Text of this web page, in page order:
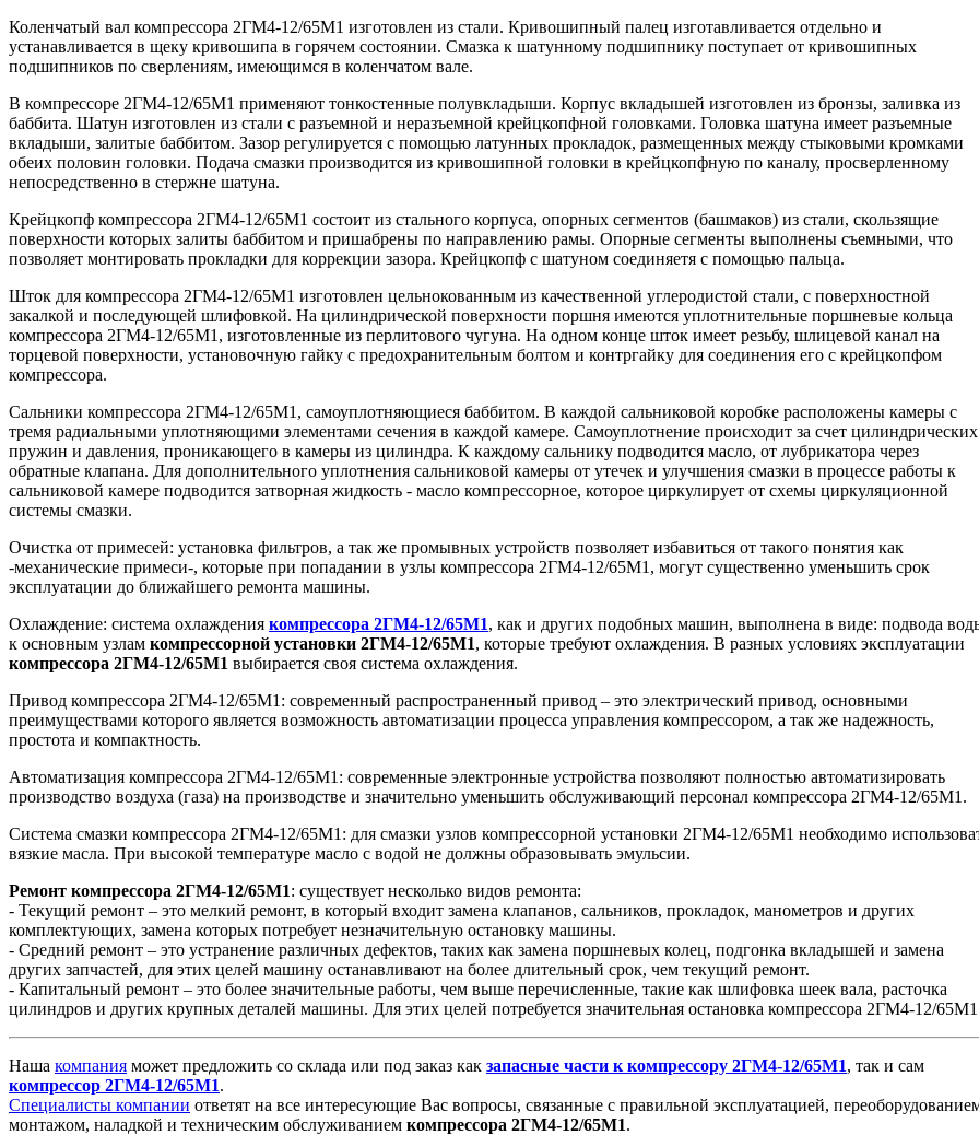
Коленчатый вал компрессора 2ГМ4-12/65М1 изготовлен из стали. Кривошипный палец изготавливается отдельно и
устанавливается в щеку кривошипа в горячем состоянии. Смазка к шатунному подшипнику поступает от кривошипных
подшипников по сверлениям, имеющимся в коленчатом вале.
В компрессоре 2ГМ4-12/65М1 применяют тонкостенные полувкладыши. Корпус вкладышей изготовлен из бронзы, заливка из
баббита. Шатун изготовлен из стали с разъемной и неразъемной крейцкопфной головками. Головка шатуна имеет разъемные
вкладыши, залитые баббитом. Зазор регулируется с помощью латунных прокладок, размещенных между стыковыми кромками
обеих половин головки. Подача смазки производится из кривошипной головки в крейцкопфную по каналу, просверленному
непосредственно в стержне шатуна.
Крейцкопф компрессора 2ГМ4-12/65М1 состоит из стального корпуса, опорных сегментов (башмаков) из стали, скользящие
поверхности которых залиты баббитом и пришабрены по направлению рамы. Опорные сегменты выполнены съемными, что
позволяет монтировать прокладки для коррекции зазора. Крейцкопф с шатуном соединяетя с помощью пальца.
Шток для компрессора 2ГМ4-12/65М1 изготовлен цельнокованным из качественной углеродистой стали, с поверхностной
закалкой и последующей шлифовкой. На цилиндрической поверхности поршня имеются уплотнительные поршневые кольца
компрессора 2ГМ4-12/65М1, изготовленные из перлитового чугуна. На одном конце шток имеет резьбу, шлицевой канал на
торцевой поверхности, установочную гайку с предохранительным болтом и контргайку для соединения его с крейцкопфом
компрессора.
Сальники компрессора 2ГМ4-12/65М1, самоуплотняющиеся баббитом. В каждой сальниковой коробке расположены камеры с
тремя радиальными уплотняющими элементами сечения в каждой камере. Самоуплотнение происходит за счет цилиндрических
пружин и давления, проникающего в камеры из цилиндра. К каждому сальнику подводится масло, от лубрикатора через
обратные клапана. Для дополнительного уплотнения сальниковой камеры от утечек и улучшения смазки в процессе работы к
сальниковой камере подводится затворная жидкость - масло компрессорное, которое циркулирует от схемы циркуляционной
системы смазки.
Очистка от примесей: установка фильтров, а так же промывных устройств позволяет избавиться от такого понятия как
-механические примеси-, которые при попадании в узлы компрессора 2ГМ4-12/65М1, могут существенно уменьшить срок
эксплуатации до ближайшего ремонта машины.
Охлаждение: система охлаждения компрессора 2ГМ4-12/65М1, как и других подобных машин, выполнена в виде: подвода
к основным узлам компрессорной установки 2ГМ4-12/65М1, которые требуют охлаждения. В разных условиях эксплуатации
компрессора 2ГМ4-12/65М1 выбирается своя система охлаждения.
Привод компрессора 2ГМ4-12/65М1: современный распространенный привод – это электрический привод, основными
преимуществами которого является возможность автоматизации процесса управления компрессором, а так же надежность,
простота и компактность.
Автоматизация компрессора 2ГМ4-12/65М1: современные электронные устройства позволяют полностью автоматизировать
производство воздуха (газа) на производстве и значительно уменьшить обслуживающий персонал компрессора 2ГМ4-12/65М1.
Система смазки компрессора 2ГМ4-12/65М1: для смазки узлов компрессорной установки 2ГМ4-12/65М1 необходимо
вязкие масла. При высокой температуре масло с водой не должны образовывать эмульсии.
Ремонт компрессора 2ГМ4-12/65М1: существует несколько видов ремонта:
- Текущий ремонт – это мелкий ремонт, в который входит замена клапанов, сальников, прокладок, манометров и других
комплектующих, замена которых потребует незначительную остановку машины.
- Средний ремонт – это устранение различных дефектов, таких как замена поршневых колец, подгонка вкладышей и замена
других запчастей, для этих целей машину останавливают на более длительный срок, чем текущий ремонт.
- Капитальный ремонт – это более значительные работы, чем выше перечисленные, такие как шлифовка шеек вала, расточка
цилиндров и других крупных деталей машины. Для этих целей потребуется значительная остановка компрессора 2ГМ4-12/
Наша компания может предложить со склада или под заказ как запасные части к компрессору 2ГМ4-12/65М1, так и сам
компрессор 2ГМ4-12/65М1.
Специалисты компании ответят на все интересующие Вас вопросы, связанные с правильной эксплуатацией,
монтажом, наладкой и техническим обслуживанием компрессора 2ГМ4-12/65М1.